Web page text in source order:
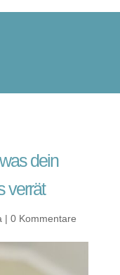
dein
verrät
| 0 Kommentare